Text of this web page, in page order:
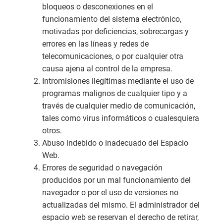
bloqueos o desconexiones en el
funcionamiento del sistema electrónico,
motivadas por deficiencias, sobrecargas y
errores en las líneas y redes de
telecomunicaciones, o por cualquier otra
causa ajena al control de la empresa.
Intromisiones ilegítimas mediante el uso de
programas malignos de cualquier tipo y a
través de cualquier medio de comunicación,
tales como virus informáticos o cualesquiera
otros.
Abuso indebido o inadecuado del Espacio
Web.
Errores de seguridad o navegación
producidos por un mal funcionamiento del
navegador o por el uso de versiones no
actualizadas del mismo. El administrador del
espacio web se reservan el derecho de retirar,